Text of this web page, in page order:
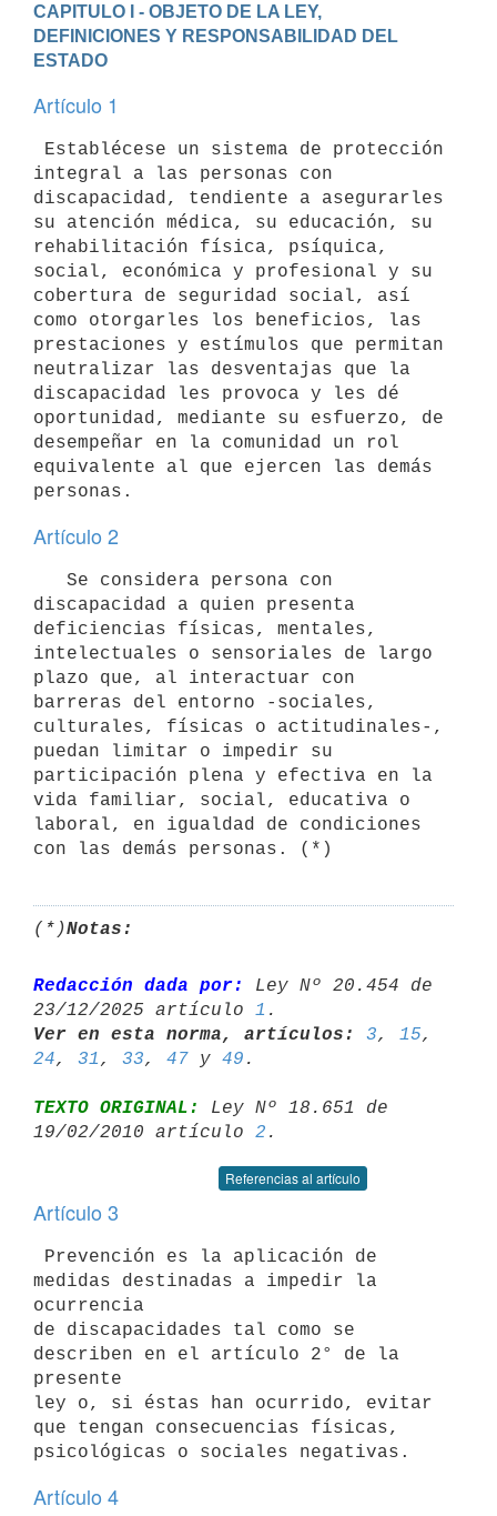
CAPITULO I - OBJETO DE LA LEY,
DEFINICIONES Y RESPONSABILIDAD DEL
ESTADO
Artículo 1
integral a las personas con
discapacidad, tendiente a asegurarles
su atención médica, su educación, su
rehabilitación física, psíquica,
social, económica y profesional y su
cobertura de seguridad social, así
como otorgarles los beneficios, las
prestaciones y estímulos que permitan
neutralizar las desventajas que la
discapacidad les provoca y les dé
oportunidad, mediante su esfuerzo, de
desempeñar en la comunidad un rol
equivalente al que ejercen las demás
Artículo 2
discapacidad a quien presenta
deficiencias físicas, mentales,
intelectuales o sensoriales de largo
plazo que, al interactuar con
barreras del entorno -sociales,
culturales, físicas o actitudinales-,
puedan limitar o impedir su
participación plena y efectiva en la
vida familiar, social, educativa o
laboral, en igualdad de condiciones
(*)Notas:
Redacción dada por:
Ley Nº 20.454 de
23/12/2025 artículo 1
Ver en esta norma, artículos:
3, 15
24, 31 , 33, 47 y 49
TEXTO ORIGINAL:
Ley Nº 18.651 de
19/02/2010 artículo 2
Referencias al artículo
Artículo 3
medidas destinadas a impedir la
ocurrencia
de discapacidades tal como se
describen en el artículo 2° de la
presente
ley o, si éstas han ocurrido, evitar
que tengan consecuencias físicas,
Artículo 4